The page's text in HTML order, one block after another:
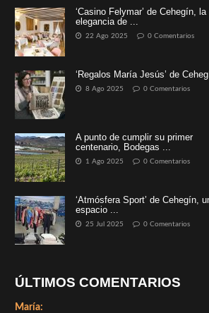
‘Casino Felymar’ de Cehegín, la
elegancia de ...
22 Ago 2025 0 Comentarios
‘Regalos María Jesús’ de
8 Ago 2025 0 Comentarios
A punto de cumplir su primer
centenario, Bodegas ...
1 Ago 2025 0 Comentarios
‘Atmósfera Sport’ de Cehegín,
espacio ...
25 Jul 2025 0 Comentarios
ÚLTIMOS COMENTARIOS
María: